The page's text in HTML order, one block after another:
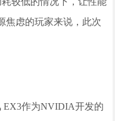
焦虑的玩家来说，此次
EX3作为NVIDIA开发的